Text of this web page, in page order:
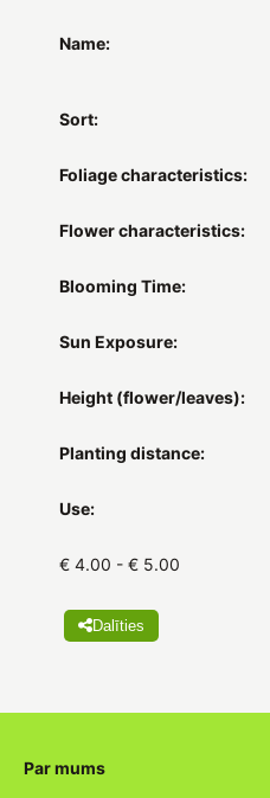
Name:
Sort:
Foliage characteristics:
Flower characteristics:
Blooming Time:
Sun Exposure:
Height (flower/leaves):
Planting distance:
Use:
€ 4.00 - € 5.00
Dalīties
Par mums